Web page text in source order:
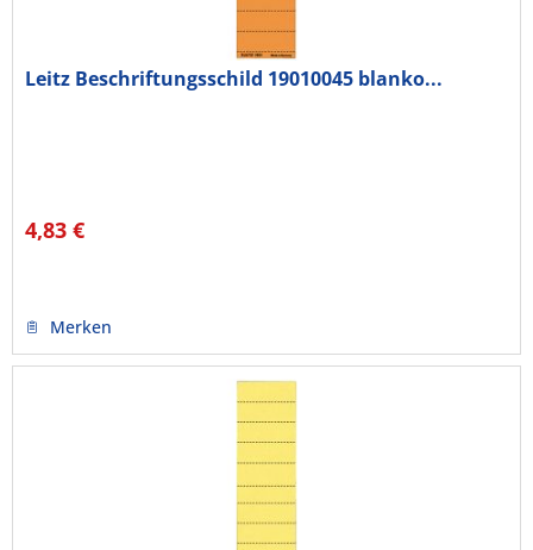
Leitz Beschriftungsschild 19010045 blanko...
4,83 €
Merken